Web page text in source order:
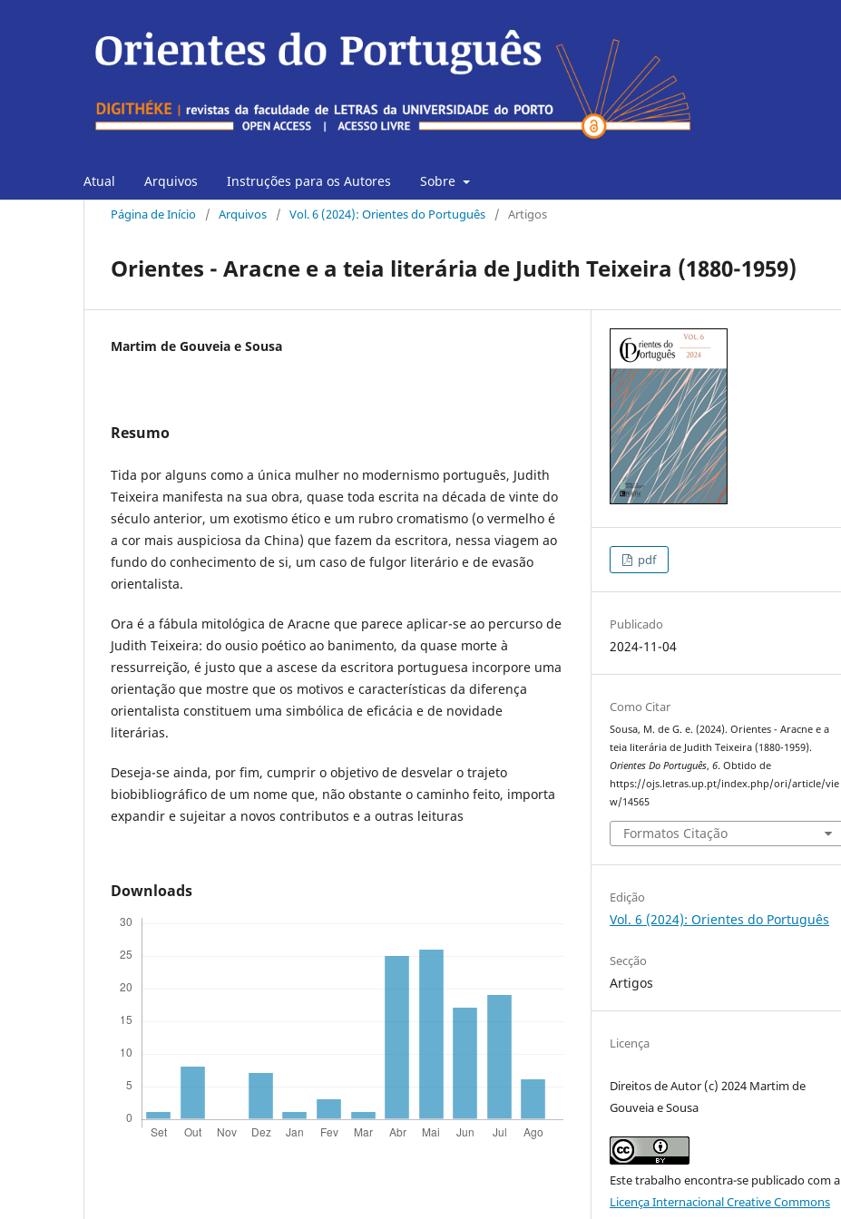
Atual Arquivos Instruções para os Autores Sobre
Página de Início / Arquivos / Vol. 6 (2024): Orientes do Português / Artigos
Orientes - Aracne e a teia literária de Judith Teixeira (1880-1959)
Martim de Gouveia e Sousa
Resumo
Tida por alguns como a única mulher no modernismo português, Judith
Teixeira manifesta na sua obra, quase toda escrita na década de vinte do
século anterior, um exotismo ético e um rubro cromatismo (o vermelho é
a cor mais auspiciosa da China) que fazem da escritora, nessa viagem ao
fundo do conhecimento de si, um caso de fulgor literário e de evasão
orientalista.
Ora é a fábula mitológica de Aracne que parece aplicar-se ao percurso de
Judith Teixeira: do ousio poético ao banimento, da quase morte à
ressurreição, é justo que a ascese da escritora portuguesa incorpore uma
orientação que mostre que os motivos e características da diferença
orientalista constituem uma simbólica de eficácia e de novidade
literárias.
Deseja-se ainda, por fim, cumprir o objetivo de desvelar o trajeto
biobibliográfico de um nome que, não obstante o caminho feito, importa
expandir e sujeitar a novos contributos e a outras leituras
Downloads
pdf
Publicado
2024-11-04
Como Citar
Sousa, M. de G. e. (2024). Orientes - Aracne e a
teia literária de Judith Teixeira (1880-1959).
Orientes Do Português,6. Obtido de
https://ojs.letras.up.pt/index.php/ori/article/vie
w/14565
Formatos Citação
Edição
Vol. 6 (2024): Orientes do Português
Secção
Artigos
Licença
Direitos de Autor (c) 2024 Martim de
Gouveia e Sousa
Este trabalho encontra-se publicado com a
Licença Internacional Creative Commons